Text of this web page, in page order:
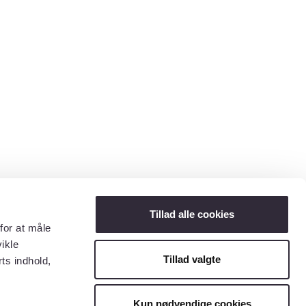
at måle
indhold,
Tillad alle cookies
Tillad valgte
Kun nødvendige cookies